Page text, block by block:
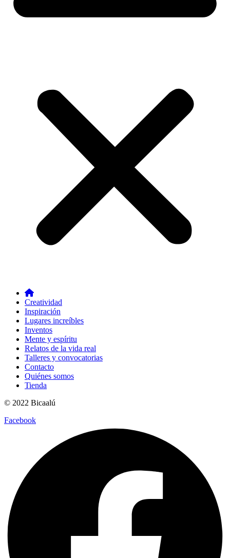
Creatividad
Inspiración
Lugares increíbles
Inventos
Mente y espíritu
Relatos de la vida real
Talleres y convocatorias
Contacto
Quiénes somos
Tienda
© 2022 Bicaalú
Facebook